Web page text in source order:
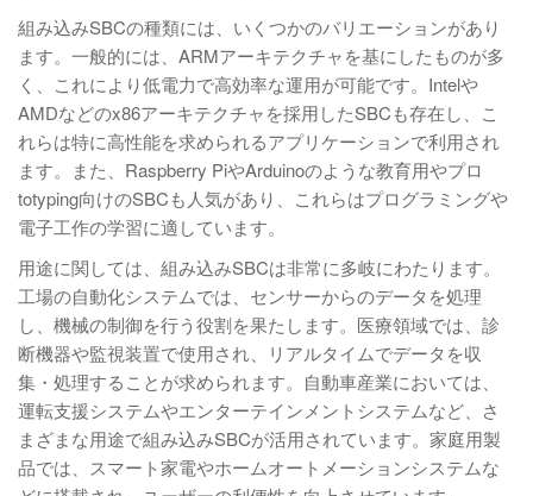
組み込みSBCの種類には、いくつかのバリエーションがあり
ます。一般的には、ARMアーキテクチャを基にしたものが多
く、これにより低電力で高効率な運用が可能です。Intelや
AMDなどのx86アーキテクチャを採用したSBCも存在し、こ
れらは特に高性能を求められるアプリケーションで利用され
ます。また、Raspberry PiやArduinoのような教育用やプロ
totyping向けのSBCも人気があり、これらはプログラミングや
電子工作の学習に適しています。
用途に関しては、組み込みSBCは非常に多岐にわたります。
工場の自動化システムでは、センサーからのデータを処理
し、機械の制御を行う役割を果たします。医療領域では、診
断機器や監視装置で使用され、リアルタイムでデータを収
集・処理することが求められます。自動車産業においては、
運転支援システムやエンターテインメントシステムなど、さ
まざまな用途で組み込みSBCが活用されています。家庭用製
品では、スマート家電やホームオートメーションシステムな